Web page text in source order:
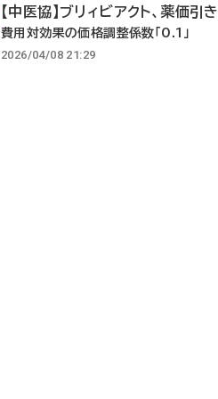
【中医協】ブリィビアクト、薬価引
費用対効果の価格調整係数「0.1」
2026/04/08 21:29